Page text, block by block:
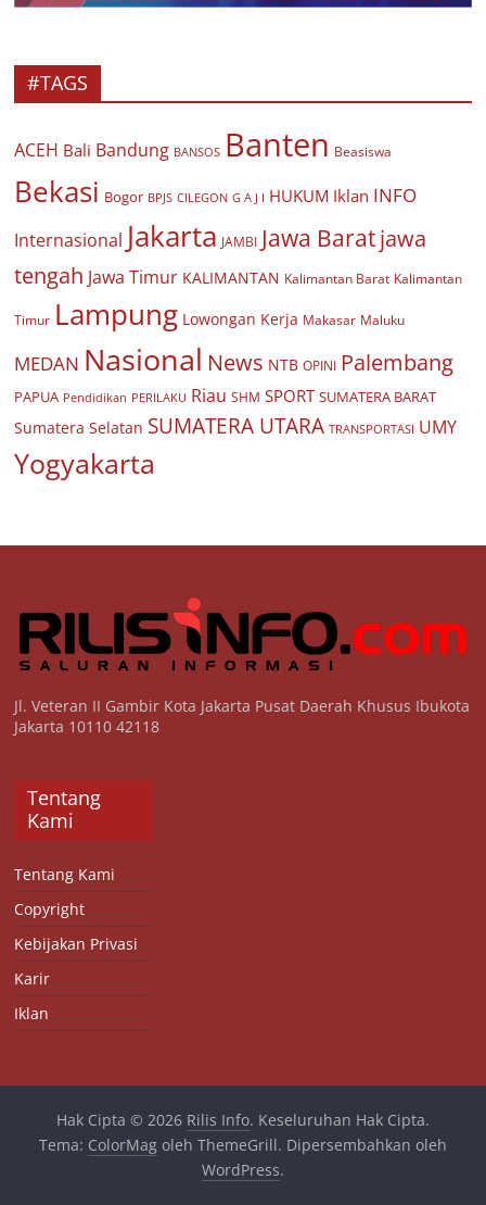
#TAGS
ACEH Bali Bandung BANSOS Banten Beasiswa
Bekasi Bogor BPJS CILEGON G A J I HUKUM Iklan INFO
Internasional Jakarta JAMBI Jawa Baratjawa
tengah Jawa Timur KALIMANTAN Kalimantan Barat Kalimantan
Timur Lampung Lowongan Kerja Makasar Maluku
MEDAN Nasional News NTB OPINI Palembang
PAPUA Pendidikan PERILAKU Riau SHM SPORT SUMATERA BARAT
Sumatera Selatan SUMATERA UTARA TRANSPORTASI UMY
Yogyakarta
Jl. Veteran II Gambir Kota Jakarta Pusat Daerah Khusus Ibukota
Jakarta 10110 42118
Tentang
Kami
Tentang Kami
Copyright
Kebijakan Privasi
Karir
Iklan
Hak Cipta © 2026 Rilis Info. Keseluruhan Hak Cipta.
Tema: ColorMagoleh ThemeGrill. Dipersembahkan oleh
WordPress.